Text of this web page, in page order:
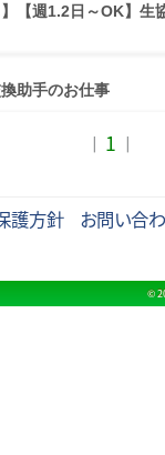
【週1.2日～OK】生
助手のお仕事
｜ 1 ｜
護方針 お問い合
©